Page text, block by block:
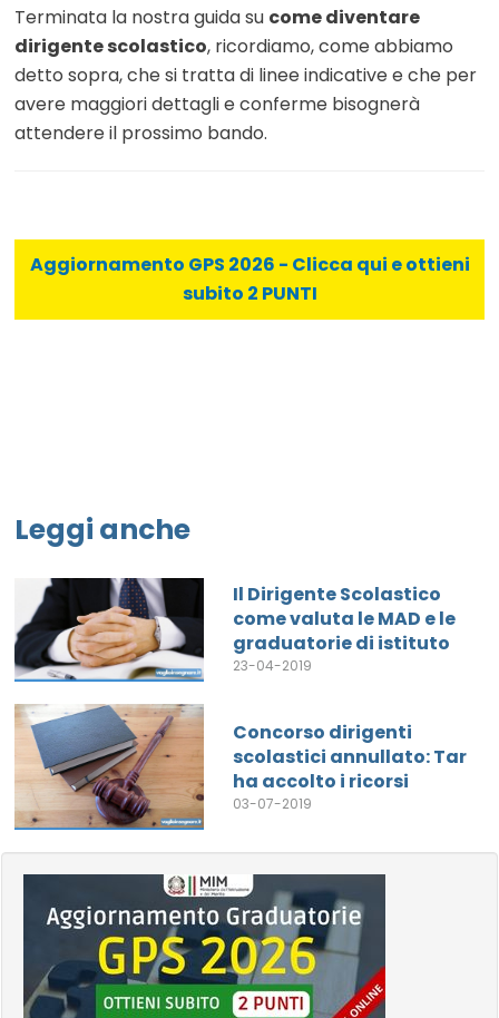
Terminata la nostra guida su come diventare
dirigente scolastico, ricordiamo, come abbiamo
detto sopra, che si tratta di linee indicative e che per
avere maggiori dettagli e conferme bisognerà
attendere il prossimo bando.
Aggiornamento GPS 2026 - Clicca qui e ottieni
subito 2 PUNTI
Leggi anche
Il Dirigente Scolastico
come valuta le MAD e le
graduatorie di istituto
23-04-2019
Concorso dirigenti
scolastici annullato: Tar
ha accolto i ricorsi
03-07-2019